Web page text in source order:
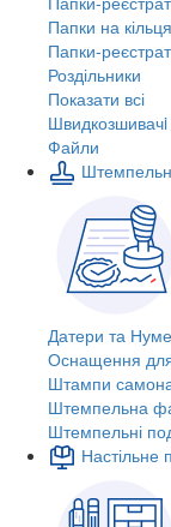
Папки на
Папки-
Роздільники
Показати всі
Швидкозшивачi
Файли
Датери та
Оснащення для
Штампи
Штемпельна
Штемпельні
Настільне